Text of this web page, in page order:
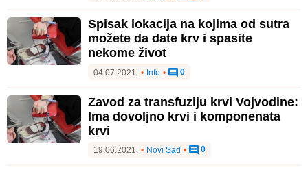
Spisak lokacija na kojima od sutra
možete da date krv i spasite
nekome život
04.07.2021. • Info • 0
Zavod za transfuziju krvi Vojvodine:
Ima dovoljno krvi i komponenata
krvi
19.06.2021. • Novi Sad • 0